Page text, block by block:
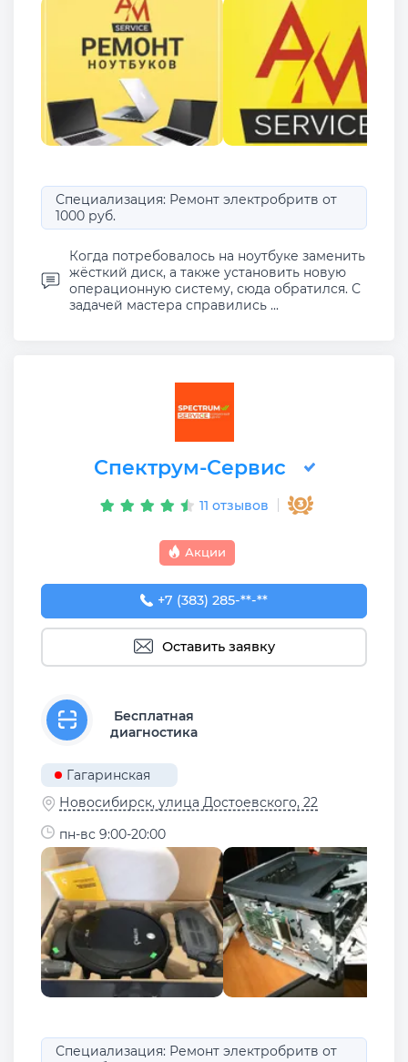
Специализация: Ремонт электробритв от
1000 руб.
Когда потребовалось на ноутбуке заменить
жёсткий диск, а также установить новую
операционную систему, сюда обратился. С
задачей мастера справились ...
Спектрум-Сервис
11 отзывов
Акции
+7 (383) 285-96-21
+7 (383) 285-**-**
Оставить заявку
Бесплатная
диагностика
Гагаринская
Новосибирск, улица Достоевского, 22
пн-вс 9:00-20:00
Специализация: Ремонт электробритв от